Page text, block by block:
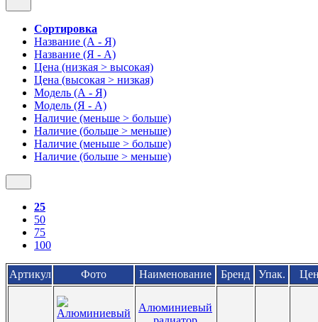
Сортировка
Название (А - Я)
Название (Я - А)
Цена (низкая > высокая)
Цена (высокая > низкая)
Модель (А - Я)
Модель (Я - А)
Наличие (меньше > больше)
Наличие (больше > меньше)
Наличие (меньше > больше)
Наличие (больше > меньше)
25
50
75
100
Артикул Фото Наименование Бренд Упак.
Алюминиевый